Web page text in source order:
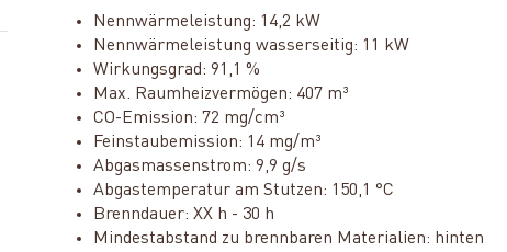
Nennwärmeleistung: 14,2 kW
Nennwärmeleistung wasserseitig: 11 kW
Wirkungsgrad: 91,1 %
Max. Raumheizvermögen: 407 m³
CO-Emission: 72 mg/cm³
Feinstaubemission: 14 mg/m³
Abgasmassenstrom: 9,9 g/s
Abgastemperatur am Stutzen: 150,1 °C
Brenndauer: XX h - 30 h
Mindestabstand zu brennbaren Materialien: hinten